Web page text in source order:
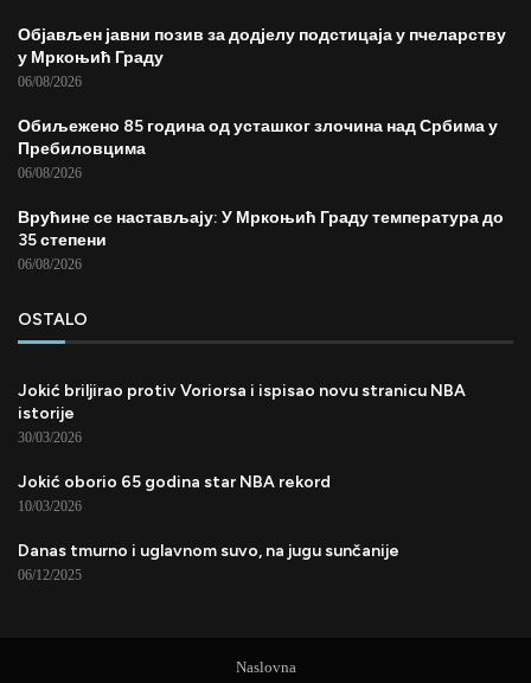
Објављен јавни позив за додјелу подстицаја у пчеларству
у Мркоњић Граду
06/08/2026
Обиљежено 85 година од усташког злочина над Србима у
Пребиловцима
06/08/2026
Врућине се настављају: У Мркоњић Граду температура до
35 степени
06/08/2026
OSTALO
Jokić briljirao protiv Voriorsa i ispisao novu stranicu NBA
istorije
30/03/2026
Jokić oborio 65 godina star NBA rekord
10/03/2026
Danas tmurno i uglavnom suvo, na jugu sunčanije
06/12/2025
Naslovna